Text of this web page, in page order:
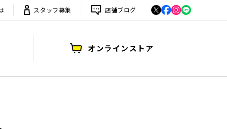
スタッフ募集 店舗ブログ
オンラインストア